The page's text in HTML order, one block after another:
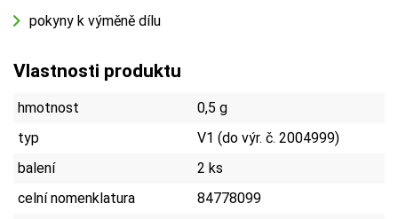
pokyny k výměně dílu
Vlastnosti produktu
hmotnost
0,5 g
typ
V1 (do výr. č. 2004999)
balení
2 ks
celní nomenklatura
84778099